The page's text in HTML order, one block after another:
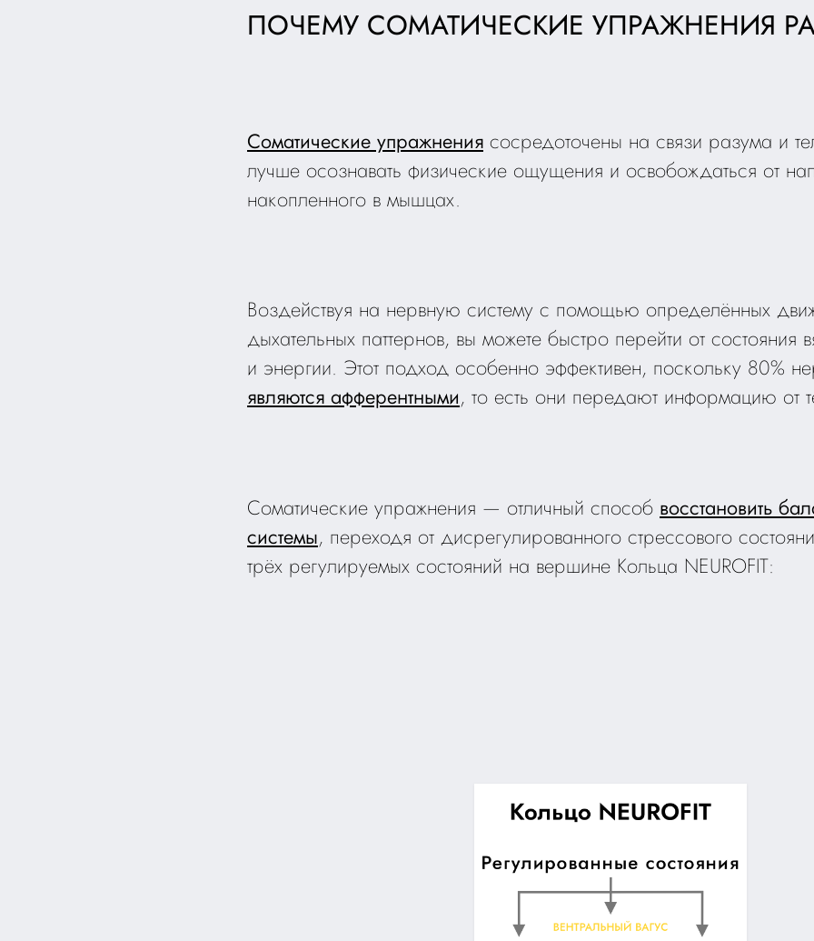
ПОЧЕМУ СОМАТИЧЕСКИЕ УПРАЖНЕНИЯ
Соматические упражнения сосредоточены на связи разума и
лучше осознавать физические ощущения и освобождаться от
накопленного в мышцах.
Воздействуя на нервную систему с помощью определённых
дыхательных паттернов, вы можете быстро перейти от состояния
и энергии. Этот подход особенно эффективен, поскольку 80%
являются афферентными, то есть они передают информацию от
Соматические упражнения — отличный способ восстановить
системы, переходя от дисрегулированного стрессового
трёх регулируемых состояний на вершине Кольца NEUROFIT: